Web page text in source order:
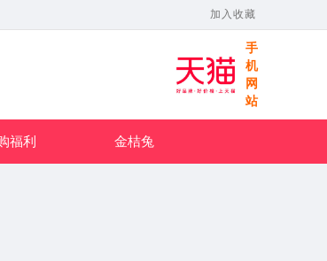
加入收藏
手
机
网
站
福利 金桔兔